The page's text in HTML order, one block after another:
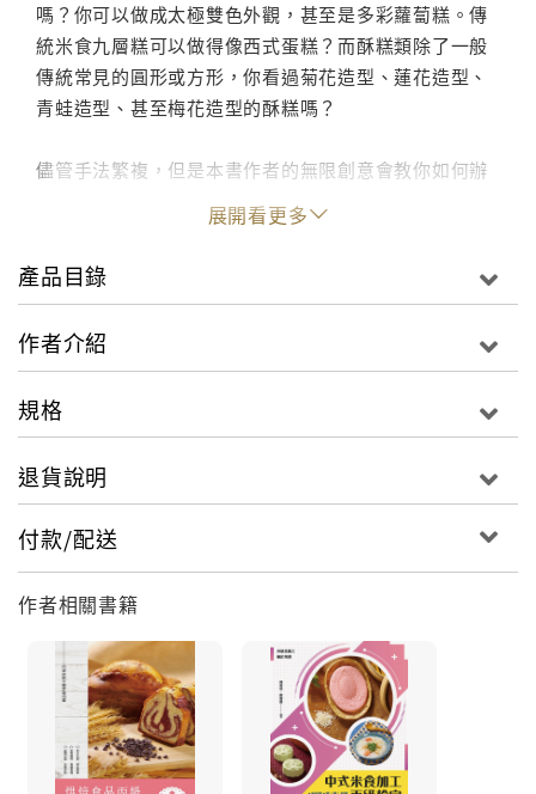
嗎？你可以做成太極雙色外觀，甚至是多彩蘿蔔糕。傳
統米食九層糕可以做得像西式蛋糕？而酥糕類除了一般
傳統常見的圓形或方形，你看過菊花造型、蓮花造型、
青蛙造型、甚至梅花造型的酥糕嗎？
儘管手法繁複，但是本書作者的無限創意會教你如何辦
展開看更多
產品目錄
作者介紹
規格
退貨說明
付款/配送
作者相關書籍